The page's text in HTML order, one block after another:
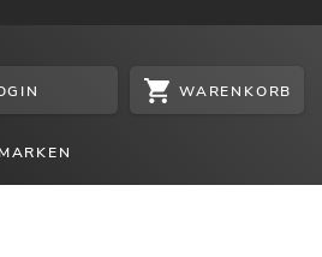
WARENKORB
MARKEN